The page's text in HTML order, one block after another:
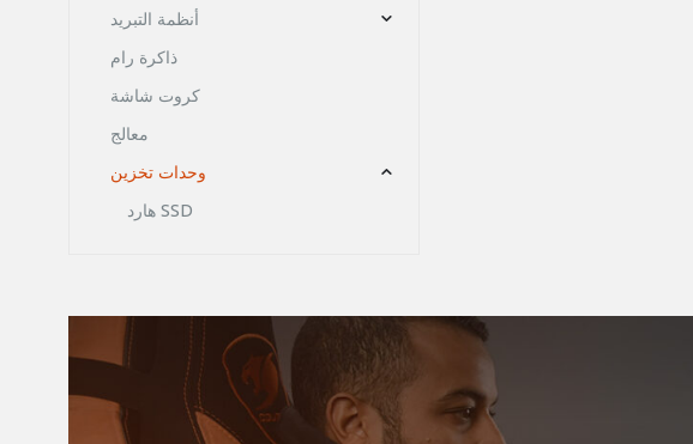
أنظمة التبريد
ذاكرة رام
كروت شاشة
معالج
وحدات تخزين
هارد SSD